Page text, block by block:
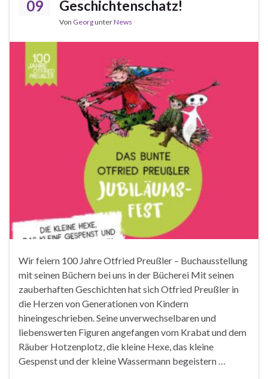
09
Geschichtenschatz!
Von GeorgunterNews
Wir feiern 100 Jahre Otfried Preußler – Buchausstellung
mit seinen Büchern bei uns in der Bücherei Mit seinen
zauberhaften Geschichten hat sich Otfried Preußler in
die Herzen von Generationen von Kindern
hineingeschrieben. Seine unverwechselbaren und
liebenswerten Figuren angefangen vom Krabat und dem
Räuber Hotzenplotz, die kleine Hexe, das kleine
Gespenst und der kleine Wassermann begeistern …